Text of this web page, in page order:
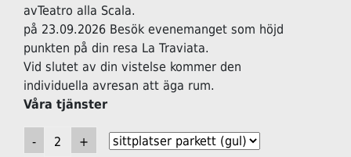
avTeatro alla Scala.
på 23.09.2026 Besök evenemanget som höjd
punkten på din resa La Traviata.
Vid slutet av din vistelse kommer den
individuella avresan att äga rum.
Våra tjänster